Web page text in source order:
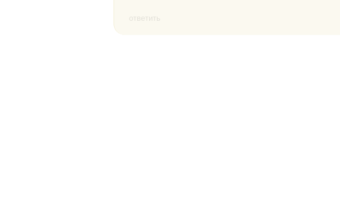
ответить